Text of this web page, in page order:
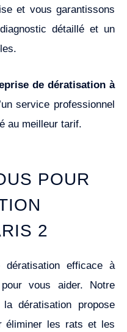
et vous garantissons
détaillé et un
de dératisation à
service professionnel
au meilleur tarif.
POUR
2
dératisation efficace à
vous aider. Notre
dératisation propose
éliminer les rats et les